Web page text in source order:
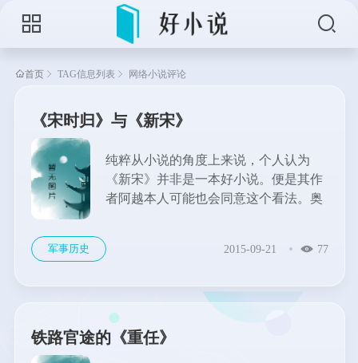
首页 TAG信息列表 网络小说评论
《宋时归》与《新宋》
纯粹从小说的角度上来说，个人认为
《新宋》并非是一本好小说。便是其作
者阿越本人可能也会同意这个看法。奥
众生人等，从这方面上来说，奥斯卡的
以理解。但新宋并非就如同某些人所言
的毫无情趣，甚至说看法不深。...
军事历史 2015-09-21 77
铁路官途的《重任》